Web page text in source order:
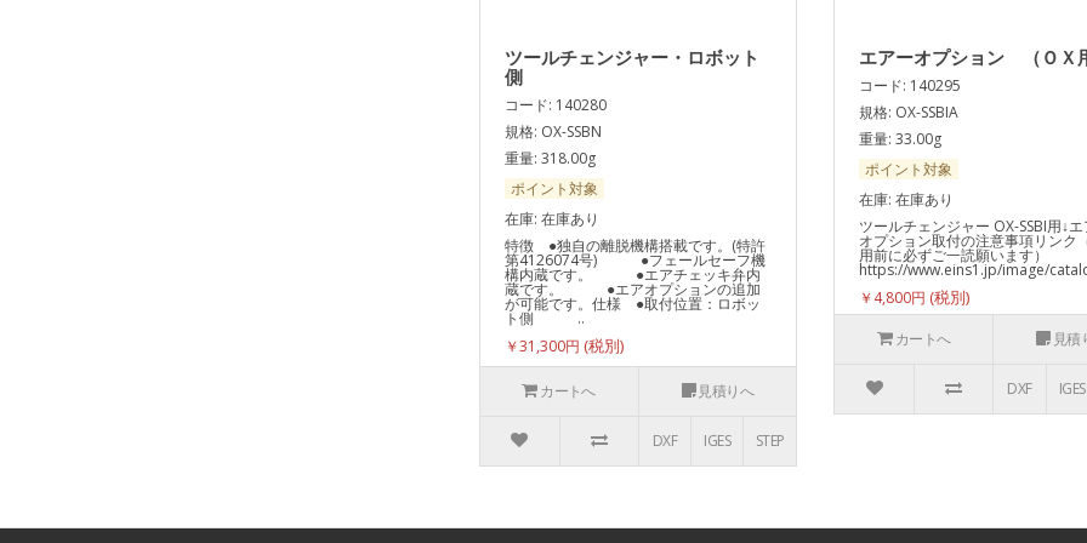
ツールチェンジャー・ロボット
側
コード: 140280
規格: OX-SSBN
重量: 318.00g
ポイント対象
在庫: 在庫あり
特徴 ●独自の離脱機構搭載です。(特許
第4126074号) ●フェールセーフ機
構内蔵です。 ●エアチェッキ弁内
蔵です。 ●エアオプションの追加
が可能です。仕様 ●取付位置：ロボッ
ト側 ..
￥31,300円
カートへ 見積りへ
DXF IGES STEP
エアーオプション （ＯＸ
コード: 140295
規格: OX-SSBIA
重量: 33.00g
ポイント対象
在庫: 在庫あり
ツールチェンジャー OX-SSBI用↓エ
オプション取付の注意事項リンク
用前に必ずご一読願います）
https://www.eins1.jp/image/
￥4,800円
カートへ
見積
DXF IGES